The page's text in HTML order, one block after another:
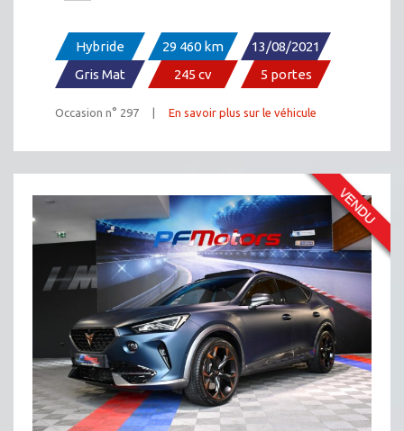
Hybride 29 460 km
13/08/2021
Gris Mat
245 cv 5 portes
Occasion n° 297 | En savoir plus sur le véhicule